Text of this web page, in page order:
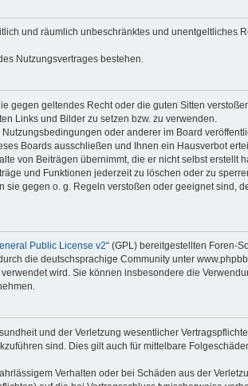
und räumlich unbeschränktes und unentgeltliches
Nutzungsvertrages bestehen.
gegen geltendes Recht oder die guten Sitten
Links und Bilder zu setzen bzw. zu verwenden.
oder anderer im Board
Boards ausschließen und Ihnen ein Hausverbot
von Beiträgen übernimmt, die er nicht selbst erstellt
und Funktionen jederzeit zu löschen oder zu
gegen o. g. Regeln verstoßen oder geeignet sind,
Public License v2“ (GPL) bereitgestellten Foren-
die deutschsprachige Community unter
wird. Sie können insbesondere die
und der Verletzung wesentlicher
sind. Dies gilt auch für mittelbare
Verhalten oder bei Schäden aus der